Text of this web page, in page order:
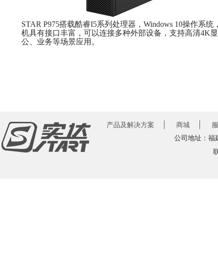
STAR P975搭载酷睿I5系列处理器，Windows 10操作系
机具有接口丰富，可以连接多种外部设备，支持高清4K
公、业务等场景应用。
产品及解决方案 商城
公司地址：福